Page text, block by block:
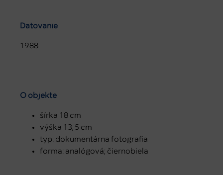
Datovanie
1988
O objekte
šírka 18 cm
výška 13, 5 cm
typ: dokumentárna fotografia
forma: analógová; čiernobiela